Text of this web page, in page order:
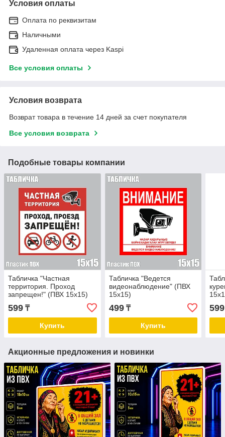
Условия оплаты
Оплата по реквизитам
Наличными
Удаленная оплата через Kaspi
Все условия оплаты
Условия возврата
Возврат товара в течение 14 дней за счет покупателя
Все условия возврата
Подобные товары компании
Табличка "Частная
территория. Проход
запрещен!" (ПВХ 15х15)
599 ₸
Купить
Табличка "Ведется
видеонаблюдение" (ПВХ
15х15)
499₸
Купить
599
Акционные предложения и новинки